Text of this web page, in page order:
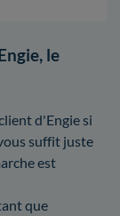
le
d'Engie si
suffit juste
est
que